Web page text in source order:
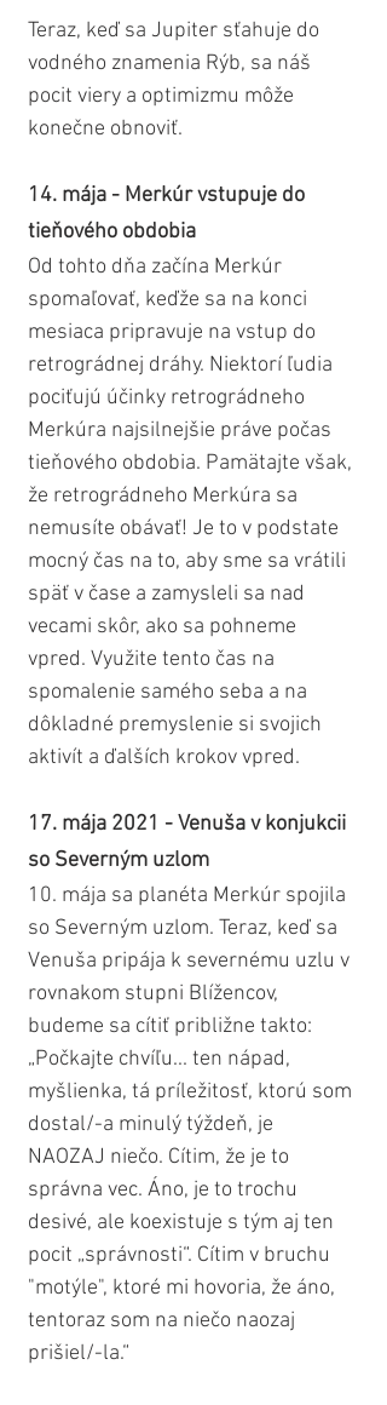
Teraz, keď sa Jupiter sťahuje do
vodného znamenia Rýb, sa náš
pocit viery a optimizmu môže
konečne obnoviť.
14. mája - Merkúr vstupuje do
tieňového obdobia
Od tohto dňa začína Merkúr
spomaľovať, keďže sa na konci
mesiaca pripravuje na vstup do
retrográdnej dráhy. Niektorí ľudia
pociťujú účinky retrográdneho
Merkúra najsilnejšie práve počas
tieňového obdobia. Pamätajte však,
že retrográdneho Merkúra sa
nemusíte obávať! Je to v podstate
mocný čas na to, aby sme sa vrátili
späť v čase a zamysleli sa nad
vecami skôr, ako sa pohneme
vpred. Využite tento čas na
spomalenie samého seba a na
dôkladné premyslenie si svojich
aktivít a ďalších krokov vpred.
17. mája 2021 - Venuša v konjukcii
so Severným uzlom
10. mája sa planéta Merkúr spojila
so Severným uzlom. Teraz, keď sa
Venuša pripája k severnému uzlu v
rovnakom stupni Blížencov,
budeme sa cítiť približne takto:
„Počkajte chvíľu... ten nápad,
myšlienka, tá príležitosť, ktorú som
dostal/-a minulý týždeň, je
NAOZAJ niečo. Cítim, že je to
správna vec. Áno, je to trochu
desivé, ale koexistuje s tým aj ten
pocit „správnosti“. Cítim v bruchu
"motýle", ktoré mi hovoria, že áno,
tentoraz som na niečo naozaj
prišiel/-la.“